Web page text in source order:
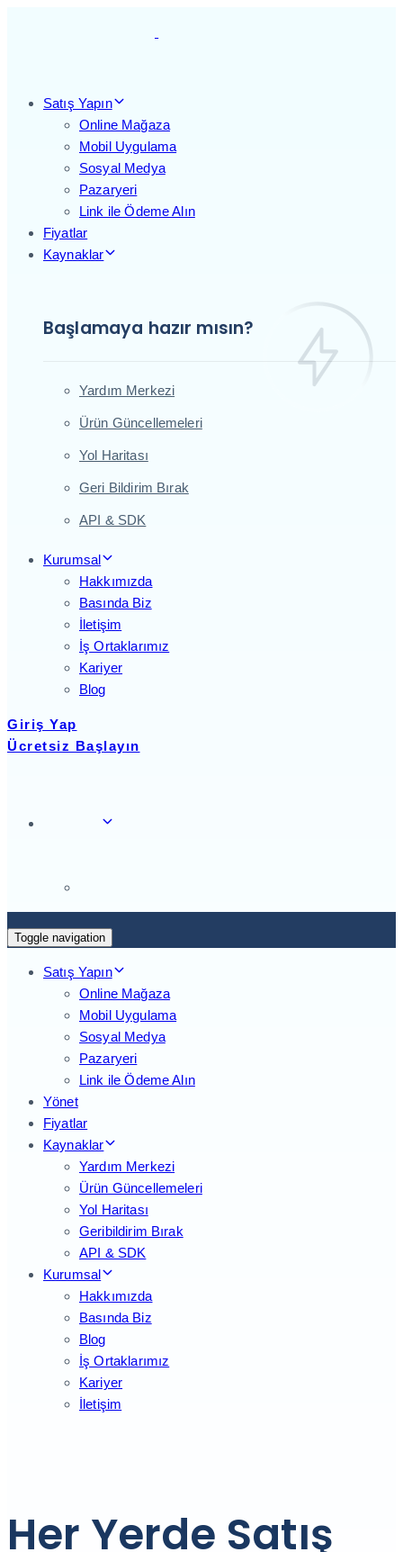
Skip
Satış Yapın
Online Mağaza
Mobil Uygulama
Sosyal Medya
Pazaryeri
Link ile Ödeme Alın
Fiyatlar
Kaynaklar
Başlamaya hazır mısın?
Yardım Merkezi
Ürün Güncellemeleri
Yol Haritası
Geri Bildirim Bırak
API & SDK
Kurumsal
Hakkımızda
Basında Biz
İletişim
İş Ortaklarımız
Kariyer
Blog
Giriş Yap
Ücretsiz Başlayın
Toggle navigation
Satış Yapın
Online Mağaza
Mobil Uygulama
Sosyal Medya
Pazaryeri
Link ile Ödeme Alın
Yönet
Fiyatlar
Kaynaklar
Yardım Merkezi
Ürün Güncellemeleri
Yol Haritası
Geribildirim Bırak
API & SDK
Kurumsal
Hakkımızda
Basında Biz
Blog
İş Ortaklarımız
Kariyer
İletişim
Her Yerde Satış